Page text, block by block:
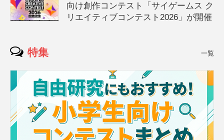
向け創作コンテスト「サイゲームス ク
リエイティブコンテスト2026」が開催
特集 一覧